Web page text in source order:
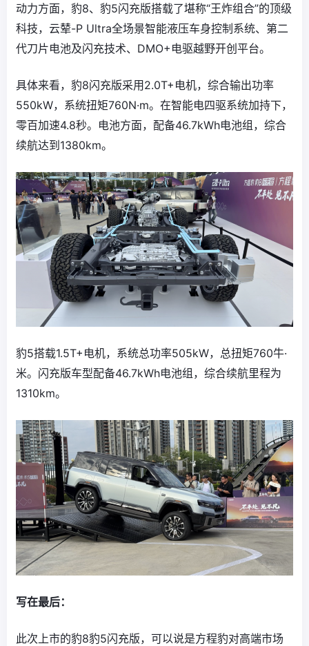
动力方面，豹8、豹5闪充版搭载了堪称“王炸组合”的顶级
科技，云辇-P Ultra全场景智能液压车身控制系统、第二
代刀片电池及闪充技术、DMO+电驱越野开创平台。
具体来看，豹8闪充版采用2.0T+电机，综合输出功率
550kW，系统扭矩760N·m。在智能电四驱系统加持下，
零百加速4.8秒。电池方面，配备46.7kWh电池组，综合
续航达到1380km。
豹5搭载1.5T+电机，系统总功率505kW，总扭矩760牛·
米。闪充版车型配备46.7kWh电池组，综合续航里程为
1310km。
写在最后：
此次上市的豹8豹5闪充版，可以说是方程豹对高端市场